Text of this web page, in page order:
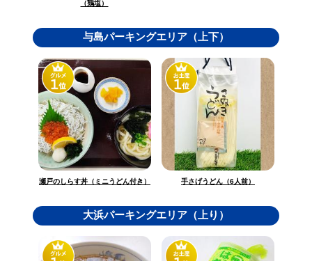
（鶏塩）
与島パーキングエリア（上下）
瀬戸のしらす丼（ミニうどん付き） 手さげうどん（6人前）
大浜パーキングエリア（上り）